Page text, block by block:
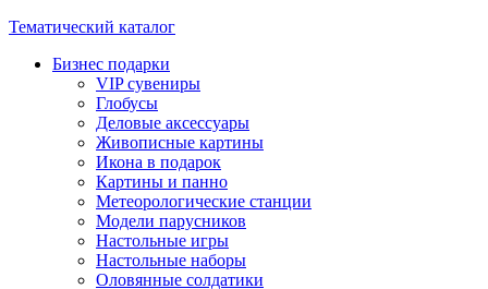
Тематический каталог
Бизнес подарки
VIP сувениры
Глобусы
Деловые аксессуары
Живописные картины
Икона в подарок
Картины и панно
Метеорологические станции
Модели парусников
Настольные игры
Настольные наборы
Оловянные солдатики